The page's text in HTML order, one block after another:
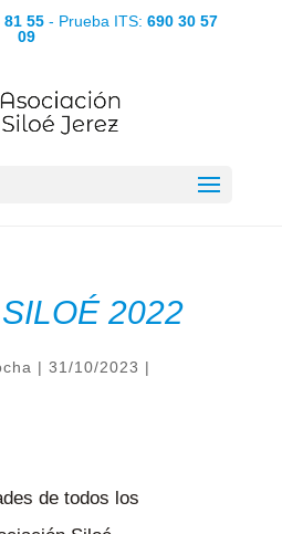
81 55 - Prueba ITS:690 30 57
09
2022
| 31/10/2023 |
de todos los